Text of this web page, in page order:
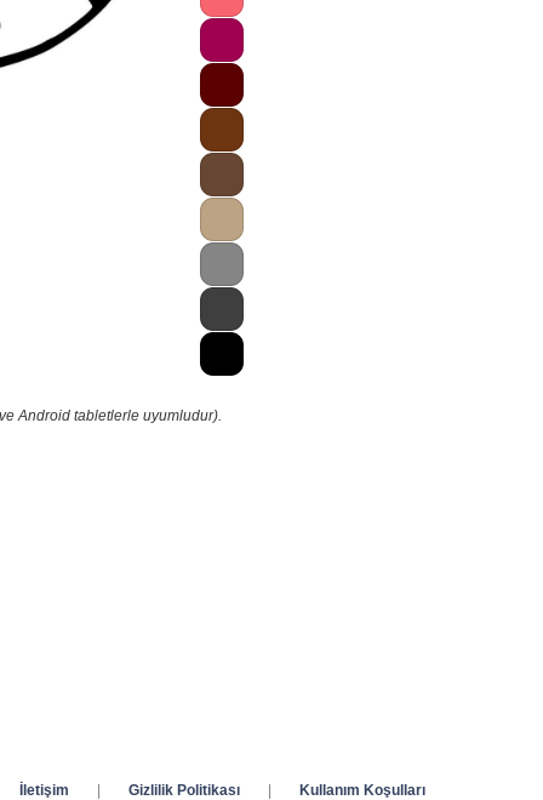
Android tabletlerle uyumludur).
İletişim Gizlilik Politikası Kullanım Koşulları